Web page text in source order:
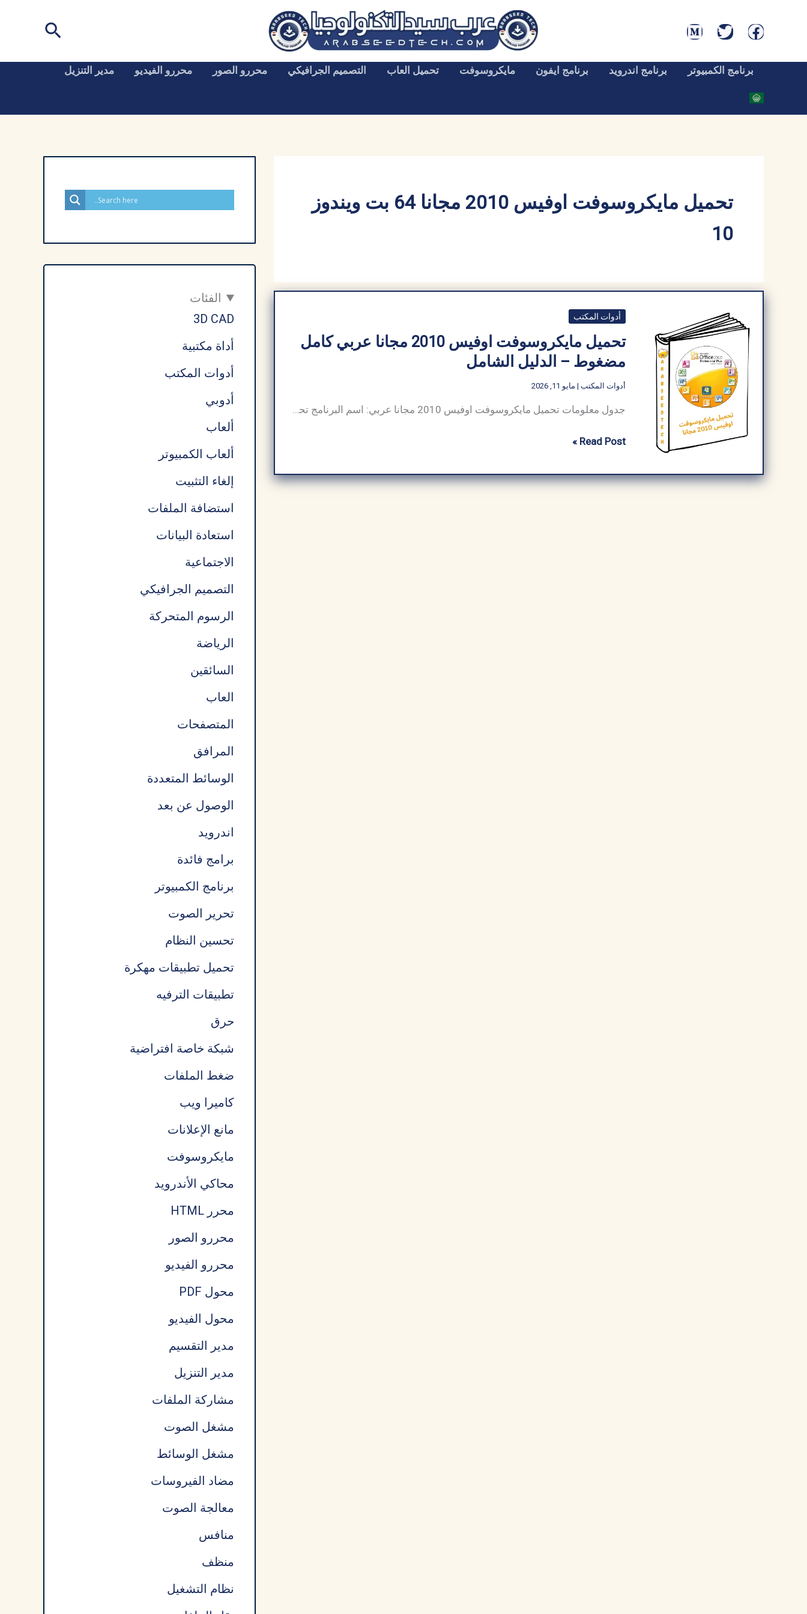
البحث
برنامج الكمبيوتر برنامج اندرويد برنامج ايفون مايكروسوفت تحميل العاب التصميم الجرافيكي محررو الصور محررو الفيديو مدير التنزيل
تحميل مايكروسوفت اوفيس 2010 مجانا 64 بت ويندوز
10
أدوات المكتب
تحميل مايكروسوفت اوفيس 2010 مجانا عربي كامل
مضغوط – الدليل الشامل
أدوات المكتب | مايو 11, 2026
تحميل
اوفيس
Read Post »
الفئات
3D CAD
أداة مكتبية
أدوات المكتب
أدوبي
ألعاب
ألعاب الكمبيوتر
إلغاء التثبيت
استضافة الملفات
استعادة البيانات
الاجتماعية
التصميم الجرافيكي
الرسوم المتحركة
الرياضة
السائقين
العاب
المتصفحات
المرافق
الوسائط المتعددة
الوصول عن بعد
اندرويد
برامج فائدة
برنامج الكمبيوتر
تحرير الصوت
تحسين النظام
تحميل تطبيقات مهكرة
تطبيقات الترفيه
حرق
شبكة خاصة افتراضية
ضغط الملفات
كاميرا ويب
مانع الإعلانات
مايكروسوفت
محاكي الأندرويد
محرر HTML
محررو الصور
محررو الفيديو
محول PDF
محول الفيديو
مدير التقسيم
مدير التنزيل
مشاركة الملفات
مشغل الصوت
مشغل الوسائط
مضاد الفيروسات
معالجة الصوت
منافس
منظف
نظام التشغيل